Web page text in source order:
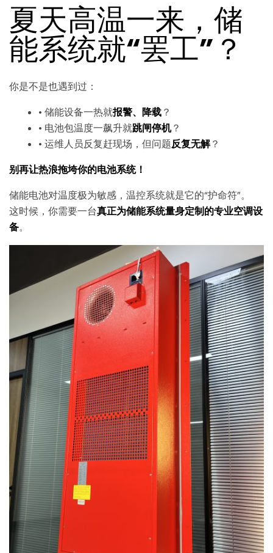
夏天高温一来，储
能系统就“罢工”？
你是不是也遇到过：
• 储能设备一热就报警、降载？
• 电池包温度一飙升就跳闸停机？
• 运维人员反复赶现场，但问题反复无解？
别再让热浪拖垮你的电池系统！
储能电池对温度极为敏感，温控系统就是它的“护命符”。
这时候，你需要一台真正为储能系统量身定制的专业空调设
备。